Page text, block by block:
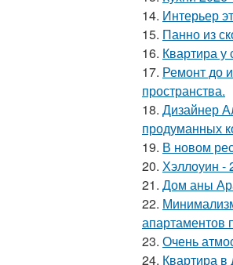
14. Интерьер
15. Панно из
16. Квартира у
17. Ремонт до
пространства.
18. Дизайнер
продуманных
19. В новом
20. Хэллоуин -
21. Дом аны
22.
апартаментов
23. Очень
24. Квартира